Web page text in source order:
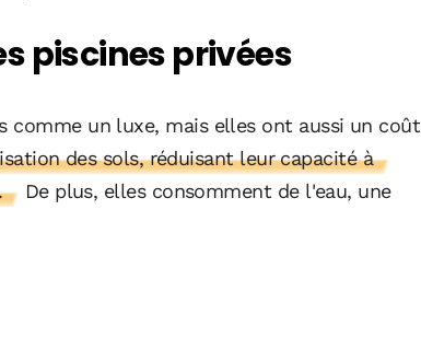
piscines privées
comme un luxe, mais elles ont aussi un coût
des sols, réduisant leur capacité à
De plus, elles consomment de l'eau, une